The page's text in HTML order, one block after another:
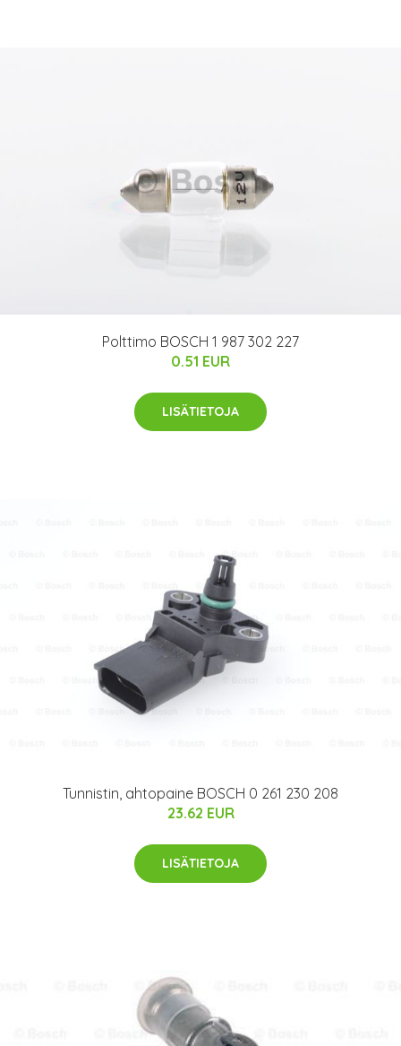
Polttimo BOSCH 1 987 302 227
0.51 EUR
LISÄTIETOJA
Tunnistin, ahtopaine BOSCH 0 261 230 208
23.62 EUR
LISÄTIETOJA